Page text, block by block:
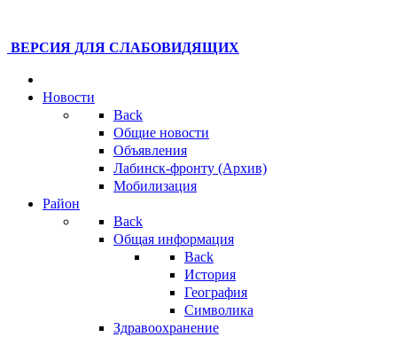
ВЕРСИЯ ДЛЯ СЛАБОВИДЯЩИХ
Новости
Back
Общие новости
Объявления
Лабинск-фронту (Архив)
Мобилизация
Район
Back
Общая информация
Back
История
География
Символика
Здравоохранение